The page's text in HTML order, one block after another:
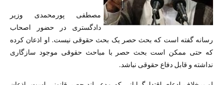
مصطفی پورمحمدی وزیر
دادگستری در حضور اصحاب
رسانه گفته است که بحث حصر یک بحث حقوقی نیست. او اذعان کرده
که حتی ممکن است بحث حصر با مباحث حقوقی موجود سازگاری
نداشته و قابل دفاع حقوقی نباشد.